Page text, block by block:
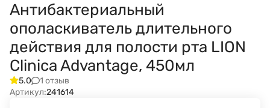
Антибактериальный
ополаскиватель длительного
действия для полости рта LION
Clinica Advantage, 450мл
5.0
1 отзыв
Артикул:241614